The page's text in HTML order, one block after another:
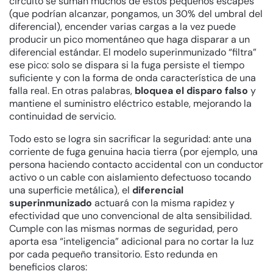
(que podrían alcanzar, pongamos, un 30% del umbral del
diferencial), encender varias cargas a la vez puede
producir un pico momentáneo que haga disparar a un
diferencial estándar. El modelo superinmunizado “filtra”
ese pico: solo se dispara si la fuga persiste el tiempo
suficiente y con la forma de onda característica de una
falla real. En otras palabras, bloquea el disparo falso y
mantiene el suministro eléctrico estable, mejorando la
continuidad de servicio.
Todo esto se logra sin sacrificar la seguridad: ante una
corriente de fuga genuina hacia tierra (por ejemplo, una
persona haciendo contacto accidental con un conductor
activo o un cable con aislamiento defectuoso tocando
una superficie metálica), el diferencial
superinmunizado actuará con la misma rapidez y
efectividad que uno convencional de alta sensibilidad.
Cumple con las mismas normas de seguridad, pero
aporta esa “inteligencia” adicional para no cortar la luz
por cada pequeño transitorio. Esto redunda en
beneficios claros: